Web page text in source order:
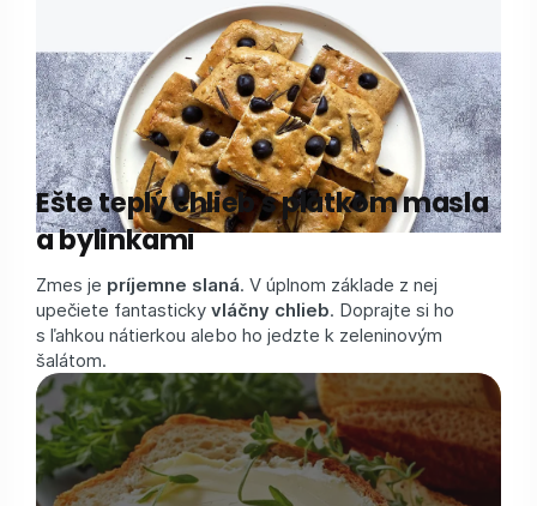
Ešte teplý chlieb s plátkom masla
a bylinkami
Zmes je príjemne slaná. V úplnom základe z nej
upečiete fantasticky vláčny chlieb. Doprajte si ho
s ľahkou nátierkou alebo ho jedzte k zeleninovým
šalátom.